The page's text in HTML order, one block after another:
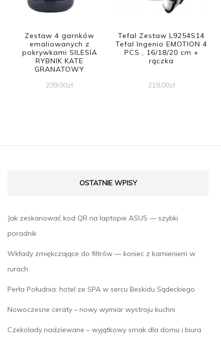
Zestaw 4 garnków
emaliowanych z
pokrywkami SILESIA
RYBNIK KATE
GRANATOWY
299,00zł
Tefal Zestaw L9254S14
Tefal Ingenio EMOTION 4
PCS , 16/18/20 cm +
rączka
219,00zł
OSTATNIE WPISY
Jak zeskanować kod QR na laptopie ASUS — szybki
poradnik
Wkłady zmiękczające do filtrów — koniec z kamieniem w
rurach
Perła Południa: hotel ze SPA w sercu Beskidu Sądeckiego
Nowoczesne ceraty – nowy wymiar wystroju kuchni
Czekolady nadziewane – wyjątkowy smak dla domu i biura